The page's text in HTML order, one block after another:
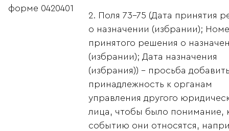
форме 0420401
2. Поля 73-75 (Дата принятия
о назначении (избрании);
принятого решения о
(избрании); Дата назначения
(избрания)) - просьба
принадлежность к органам
управления другого
лица, чтобы было понимание,
событию они относятся,